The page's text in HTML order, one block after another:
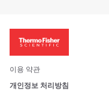
투자자
사회적 책임
브랜드
이용 약관
개인정보 처리방침